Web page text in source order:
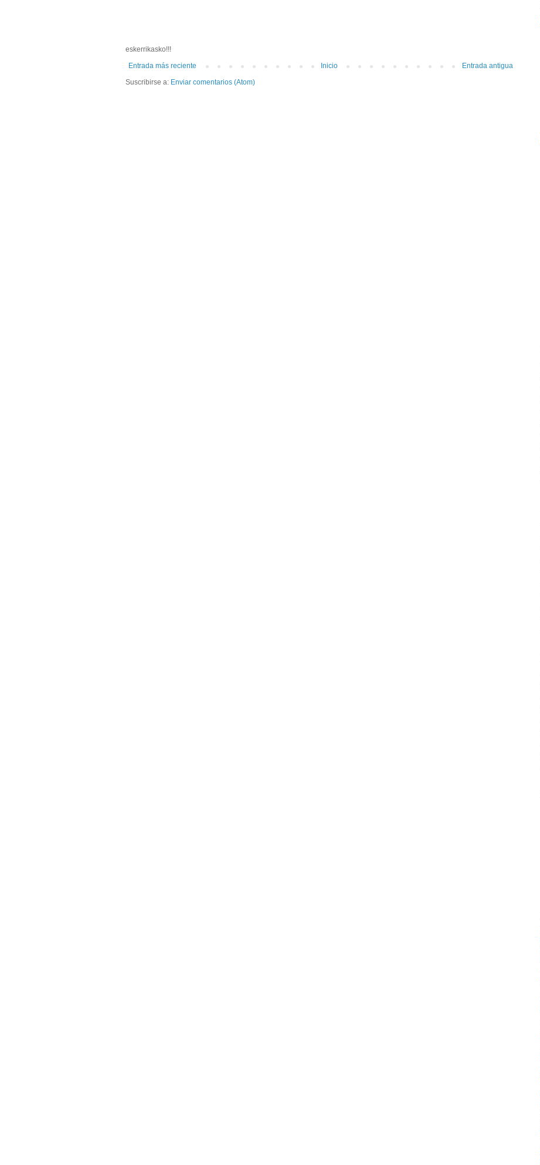
eskerrikasko!!!
Entrada más reciente
Entrada antigua
Inicio
Suscribirse a: Enviar comentarios (Atom)